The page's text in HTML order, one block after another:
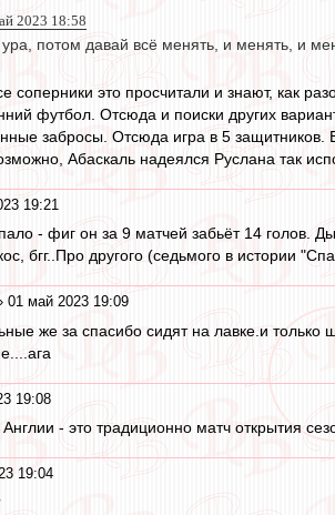
2023 18:58
ура, потом давай всё менять, и менять, и
соперники это просчитали и знают, как
футбол. Отсюда и поиски других
забросы. Отсюда игра в 5
Абаскаль надеялся Руслана так
19:21
- фиг он за 9 матчей забьёт 14 голов.
бгг..Про другого (седьмого в истории
01 май 2023 19:09
же за спасибо сидят на лавке.и
19:08
- это традиционно матч открытия
19:04